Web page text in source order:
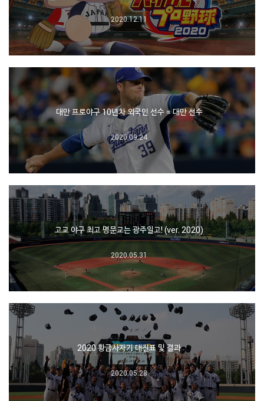
2020.12.11
대만 프로야구 10년차 외국인 선수 = 대만 선수
2020.09.24
고교 야구 최고 명문교는 광주일고! (ver. 2020)
2020.05.31
2020 황금사자기 대진표 및 결과
2020.05.28